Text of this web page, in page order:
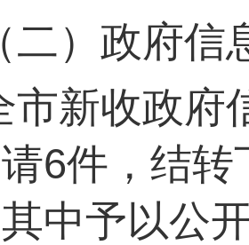
二）政府
市新收政府
6件，结
中予以公